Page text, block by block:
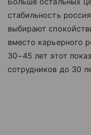
стабильность
выбирают
вместо карьерного
30−45 лет этот
сотрудников до 30